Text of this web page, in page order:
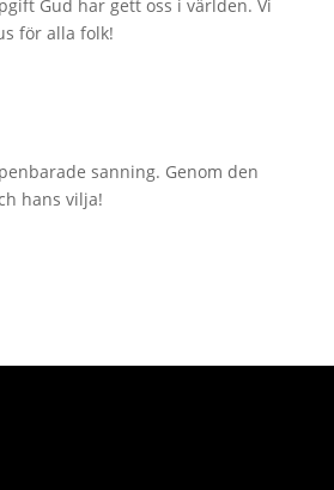
Gud har gett oss i världen. Vi
för alla folk!
sanning. Genom den
hans vilja!